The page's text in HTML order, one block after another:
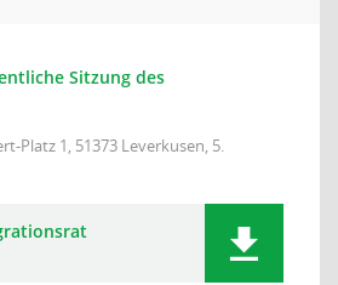
Sitzung des
Platz 1, 51373 Leverkusen, 5.